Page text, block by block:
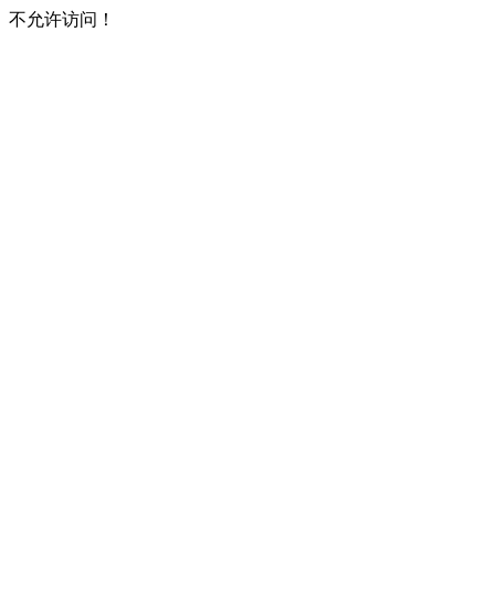
不允许访问！